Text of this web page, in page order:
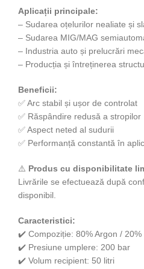
Aplicații principale:
– Sudarea oțelurilor nealiate și
– Sudarea MIG/MAG
– Industria auto și prelucrări
– Producția și întreținerea
Beneficii:
✅ Arc stabil și ușor de controlat
✅ Răspândire redusă a stropilor
✅ Aspect neted al sudurii
✅ Performanță constantă în
⚠️ Produs cu disponibilitate
Livrările se efectuează după
disponibil.
Caracteristici:
✔️ Compoziție: 80% Argon / 20%
✔️ Presiune umplere: 200 bar
✔️ Volum recipient: 50 litri